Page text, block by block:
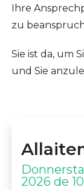
Ihre
zu
Sie ist da, um
und Sie
2026 de